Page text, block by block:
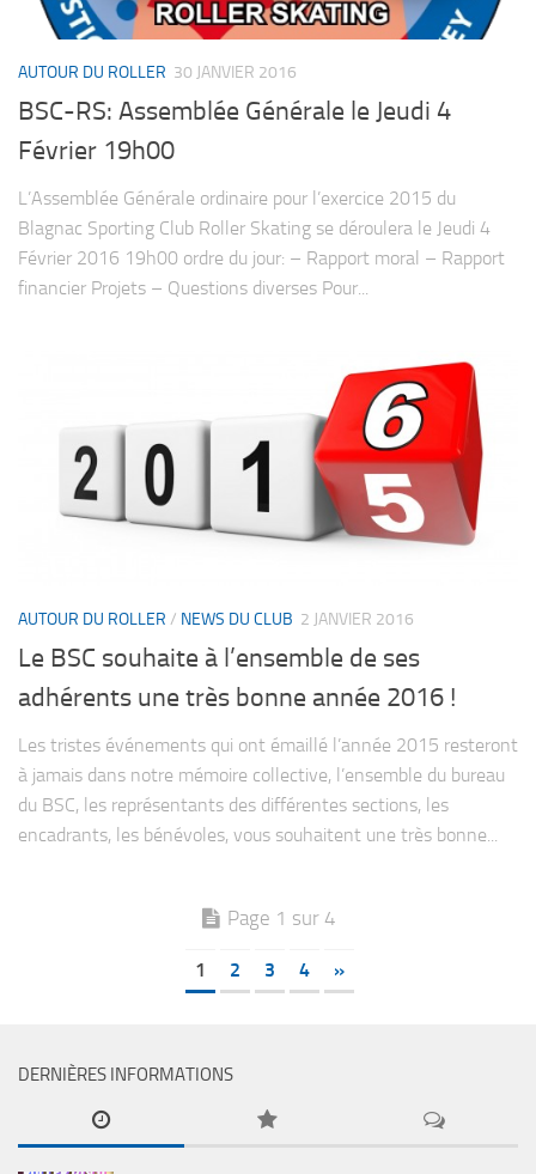
AUTOUR DU ROLLER 30 JANVIER 2016
BSC-RS: Assemblée Générale le Jeudi 4
Février 19h00
L’Assemblée Générale ordinaire pour l’exercice 2015 du
Blagnac Sporting Club Roller Skating se déroulera le Jeudi 4
Février 2016 19h00 ordre du jour: – Rapport moral – Rapport
financier Projets – Questions diverses Pour...
AUTOUR DU ROLLER / NEWS DU CLUB 2 JANVIER 2016
Le BSC souhaite à l’ensemble de ses
adhérents une très bonne année 2016 !
Les tristes événements qui ont émaillé l’année 2015 resteront
à jamais dans notre mémoire collective, l’ensemble du bureau
du BSC, les représentants des différentes sections, les
encadrants, les bénévoles, vous souhaitent une très bonne...
Page 1 sur 4
1 2 3 4 »
DERNIÈRES INFORMATIONS